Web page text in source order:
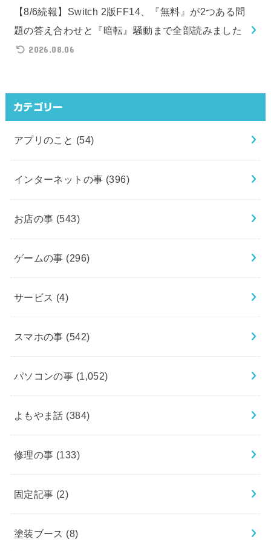
【8/6続報】Switch 2版FF14、『無料』が2つある問
題の答え合わせと『暗転』騒動まで全部読みました
2026.08.06
カテゴリー
アプリのこと (54)
インターネットの事 (396)
お店の事 (543)
ゲームの事 (296)
サービス (4)
スマホの事 (542)
パソコンの事 (1,052)
よもやま話 (384)
修理の事 (133)
固定記事 (2)
塗装ブース (8)